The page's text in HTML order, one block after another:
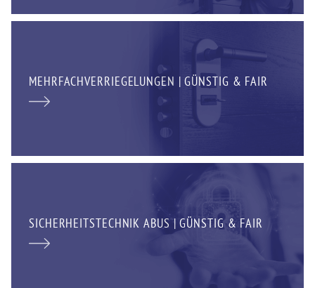
MEHRFACHVERRIEGELUNGEN | GÜNSTIG & FAIR
SICHERHEITSTECHNIK ABUS | GÜNSTIG & FAIR